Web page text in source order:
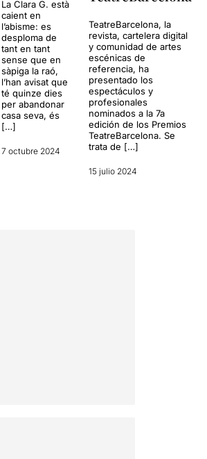
La Clara G. està
caient en
l’abisme: es
desploma de
tant en tant
sense que en
sàpiga la raó,
l’han avisat que
té quinze dies
per abandonar
casa seva, és
[…]
7 octubre 2024
TeatreBarcelona, la
revista, cartelera digital
y comunidad de artes
escénicas de
referencia, ha
presentado los
espectáculos y
profesionales
nominados a la 7a
edición de los Premios
TeatreBarcelona. Se
trata de […]
15 julio 2024